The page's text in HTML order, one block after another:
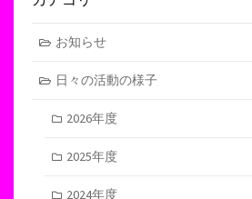
お知らせ
日々の活動の様子
2026年度
2025年度
2024年度